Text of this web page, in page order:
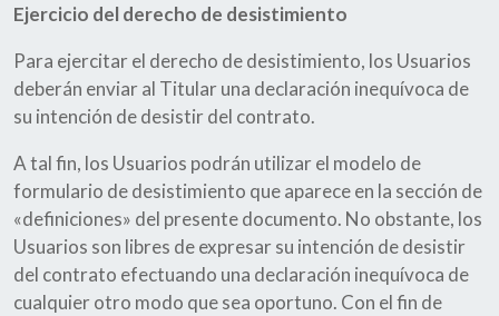
Ejercicio del derecho de desistimiento
Para ejercitar el derecho de desistimiento, los Usuarios
deberán enviar al Titular una declaración inequívoca de
su intención de desistir del contrato.
A tal fin, los Usuarios podrán utilizar el modelo de
formulario de desistimiento que aparece en la sección de
«definiciones» del presente documento. No obstante, los
Usuarios son libres de expresar su intención de desistir
del contrato efectuando una declaración inequívoca de
cualquier otro modo que sea oportuno. Con el fin de